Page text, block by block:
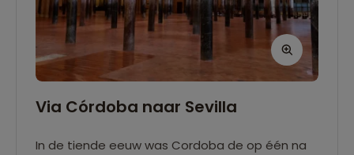
Via Córdoba naar Sevilla
In de tiende eeuw was Cordoba de op één na